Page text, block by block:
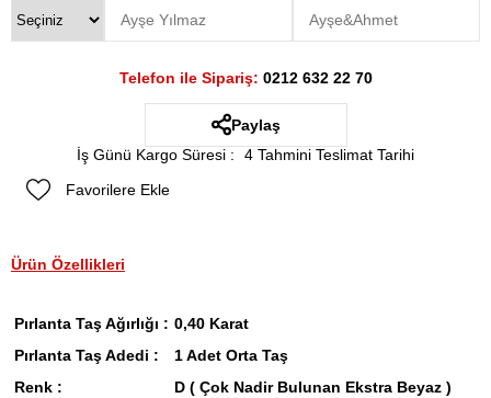
Telefon ile Sipariş: 0212 632 22 70
Paylaş
İş Günü Kargo Süresi :
4 Tahmini Teslimat Tarihi
Favorilere Ekle
Ürün Özellikleri
Pırlanta Taş Ağırlığı : 0,40 Karat
Pırlanta Taş Adedi :
1 Adet Orta Taş
Renk :
D ( Çok Nadir Bulunan Ekstra Beyaz )